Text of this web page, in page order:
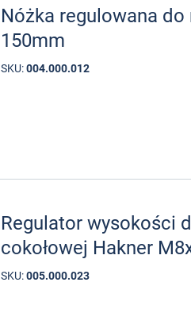
Nóżka regulowana
150mm
SKU: 004.000.012
Regulator wysokości
cokołowej Hakner
SKU: 005.000.023